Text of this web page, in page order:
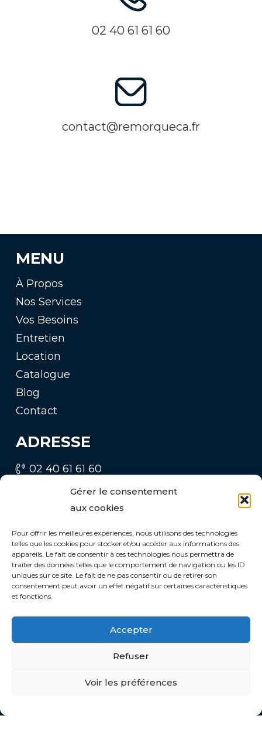
Gérer le consentement
aux cookies
Pour offrir les meilleures expériences, nous utilisons des technologies
telles que les cookies pour stocker et/ou accéder aux informations des
appareils. Le fait de consentir à ces technologies nous permettra de
traiter des données telles que le comportement de navigation ou les ID
uniques sur ce site. Le fait de ne pas consentir ou de retirer son
consentement peut avoir un effet négatif sur certaines caractéristiques
et fonctions.
Accepter
Refuser
Voir les préférences
02 40 61 61 60
contact@remorqueca.fr
MENU
À Propos
Nos Services
Vos Besoins
Entretien
Location
Catalogue
Blog
Contact
ADRESSE
02 40 61 61 60
contact@remorqueca.fr
Parc d’activités de BRAIS
1 rue Fernand NOUVION
44600 SAINT NAZAIRE